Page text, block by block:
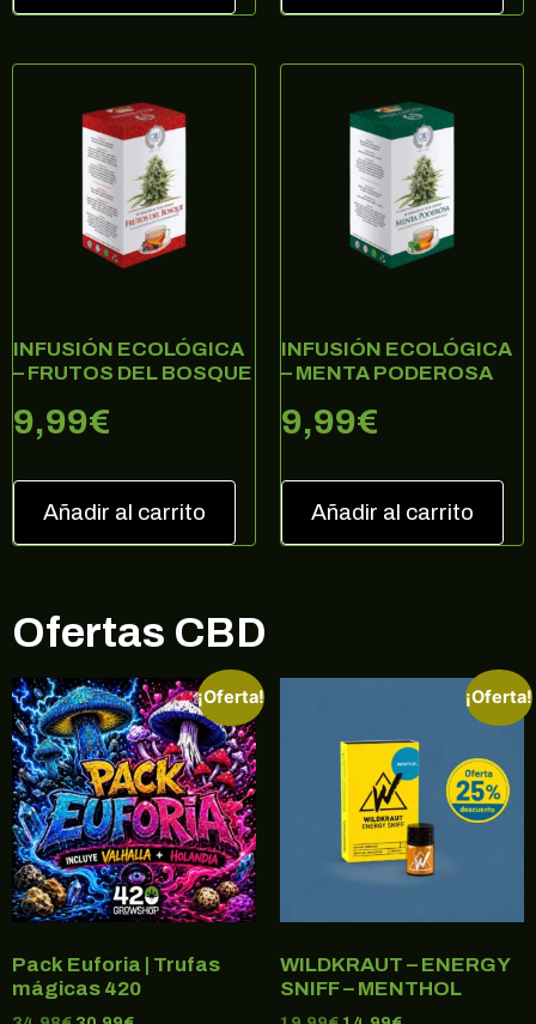
INFUSIÓN ECOLÓGICA
– FRUTOS DEL BOSQUE
9,99€
Añadir al carrito
INFUSIÓN ECOLÓGICA
– MENTA PODEROSA
9,99€
Añadir al carrito
Ofertas CBD
¡Oferta!
Pack Euforia | Trufas
mágicas 420
¡Oferta!
WILDKRAUT – ENERGY
SNIFF – MENTHOL